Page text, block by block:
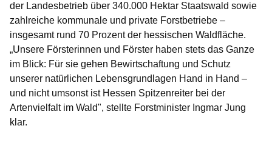
der Landesbetrieb über 340.000 Hektar Staatswald sowie
zahlreiche kommunale und private Forstbetriebe –
insgesamt rund 70 Prozent der hessischen Waldfläche.
„Unsere Försterinnen und Förster haben stets das Ganze
im Blick: Für sie gehen Bewirtschaftung und Schutz
unserer natürlichen Lebensgrundlagen Hand in Hand –
und nicht umsonst ist Hessen Spitzenreiter bei der
Artenvielfalt im Wald", stellte Forstminister Ingmar Jung
klar.